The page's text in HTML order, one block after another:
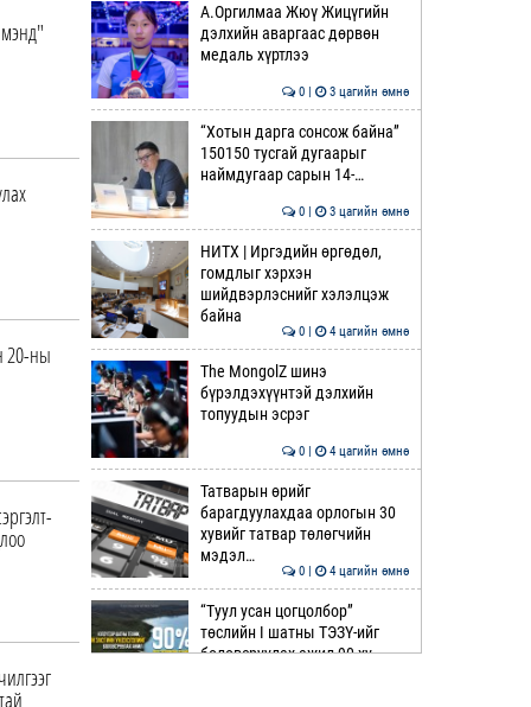
20-ны
А.Оргилмаа Жюү Жицүгийн
дэлхийн аваргаас дөрвөн
медаль хүртлээ
0 | 3 цагийн өмнө
“Хотын дарга сонсож байна”
150150 тусгай дугаарыг
наймдугаар сарын 14-…
0 | 3 цагийн өмнө
НИТХ | Иргэдийн өргөдөл,
гомдлыг хэрхэн
шийдвэрлэснийг хэлэлцэж
байна
0 | 4 цагийн өмнө
The MongolZ шинэ
бүрэлдэхүүнтэй дэлхийн
топуудын эсрэг
0 | 4 цагийн өмнө
Татварын өрийг
барагдуулахдаа орлогын 30
хувийг татвар төлөгчийн
мэдэл…
0 | 4 цагийн өмнө
“Туул усан цогцолбор”
төслийн I шатны ТЭЗҮ-ийг
боловсруулах ажил 90 ху…